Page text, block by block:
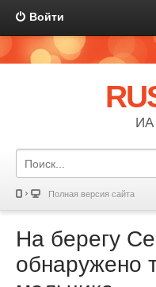
Войти
ИА
Полная версия сайта
На берегу
обнаружено